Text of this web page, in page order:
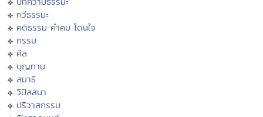
กวีธรรมะ
คติธรรม คำคม โดนใจ
กรรม
ศีล
บุญทาน
สมาธิ
วิปัสสนา
ปริวาสกรรม